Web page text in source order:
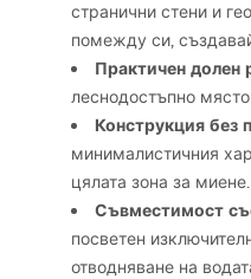
странични стени и
помежду си,
Практичен долен
леснодостъпно
Конструкция без
минималистичния
цялата зона за миене.
Съвместимост
посветен
отводняване на